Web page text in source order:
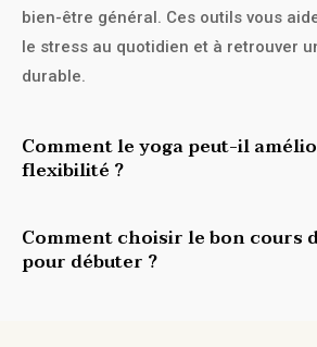
bien-être général. Ces outils vous
le stress au quotidien et à retrouver
durable.
Comment le yoga peut-il
flexibilité ?
Comment choisir le bon cours
pour débuter ?